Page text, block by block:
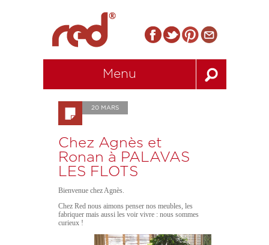
Menu
20 MARS
Chez Agnès et
Ronan à PALAVAS
LES FLOTS
Bienvenue chez Agnès.
Chez Red nous aimons penser nos meubles, les
fabriquer mais aussi les voir vivre : nous sommes
curieux !